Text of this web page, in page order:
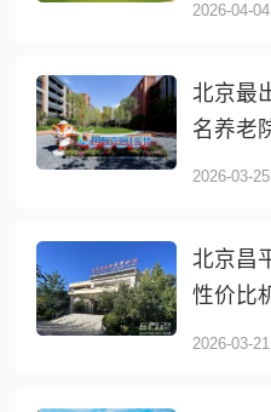
2026-04-04
北京最
名养老
2026-03-25
北京昌
性价比
2026-03-21